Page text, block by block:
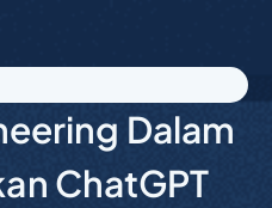
Dalam
ChatGPT